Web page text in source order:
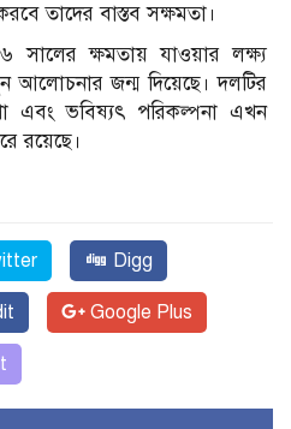
তাদের বাস্তব সক্ষমতা।
সালের ক্ষমতায় যাওয়ার লক্ষ্য
আলোচনার জন্ম দিয়েছে। দলটির
এবং ভবিষ্যৎ পরিকল্পনা এখন
রয়েছে।
Digg
Google Plus